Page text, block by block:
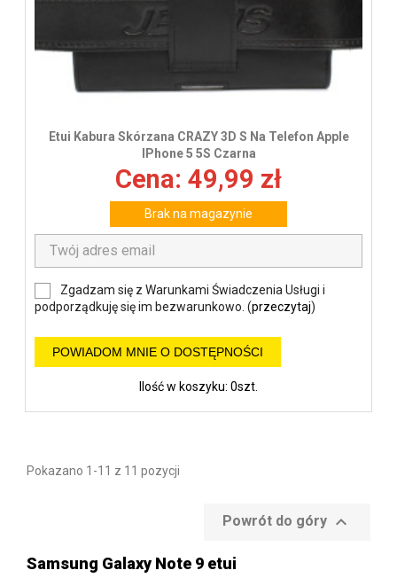
Etui Kabura Skórzana CRAZY 3D S Na Telefon Apple
IPhone 5 5S Czarna
Cena: 49,99 zł
Brak na magazynie
Zgadzam się z Warunkami Świadczenia Usługi i
podporządkuję się im bezwarunkowo. (przeczytaj)
POWIADOM MNIE O DOSTĘPNOŚCI
Ilość w koszyku: 0szt.
Pokazano 1-11 z 11 pozycji
Powrót do góry 
Samsung Galaxy Note 9 etui